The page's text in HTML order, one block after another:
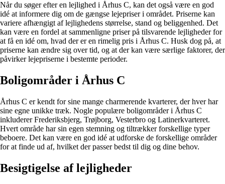
Når du søger efter en lejlighed i Århus C, kan det også være en god
idé at informere dig om de gængse lejepriser i området. Priserne kan
variere afhængigt af lejlighedens størrelse, stand og beliggenhed. Det
kan være en fordel at sammenligne priser på tilsvarende lejligheder for
at få en idé om, hvad der er en rimelig pris i Århus C. Husk dog på, at
priserne kan ændre sig over tid, og at der kan være særlige faktorer, der
påvirker lejepriserne i bestemte perioder.
Boligområder i Århus C
Århus C er kendt for sine mange charmerende kvarterer, der hver har
sine egne unikke træk. Nogle populære boligområder i Århus C
inkluderer Frederiksbjerg, Trøjborg, Vesterbro og Latinerkvarteret.
Hvert område har sin egen stemning og tiltrækker forskellige typer
beboere. Det kan være en god idé at udforske de forskellige områder
for at finde ud af, hvilket der passer bedst til dig og dine behov.
Besigtigelse af lejligheder